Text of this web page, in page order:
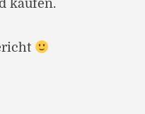
kaufen.